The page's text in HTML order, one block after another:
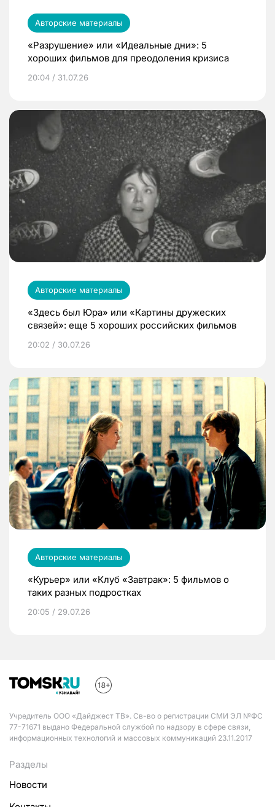
Авторские материалы
«Разрушение» или «Идеальные дни»: 5
хороших фильмов для преодоления кризиса
20:04 / 31.07.26
Авторские материалы
«Здесь был Юра» или «Картины дружеских
связей»: еще 5 хороших российских фильмов
20:02 / 30.07.26
Авторские материалы
«Курьер» или «Клуб «Завтрак»: 5 фильмов о
таких разных подростках
20:05 / 29.07.26
Учредитель ООО «Дайджест ТВ». Св-во о регистрации СМИ ЭЛ №ФС
77-71671 выдано Федеральной службой по надзору в сфере связи,
информационных технологий и массовых коммуникаций 23.11.2017
Разделы
Новости